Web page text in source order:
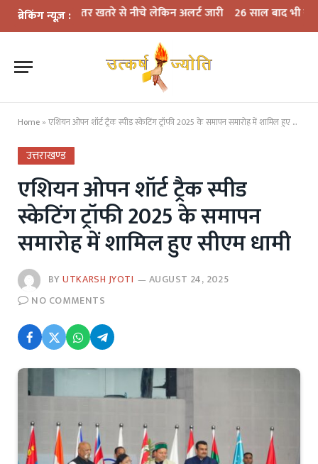
ब्रेकिंग न्यूज़ :
का जलस्तर खतरे से नीचे लेकिन अलर्ट जारी 26 साल बाद भी सीमांत गांवों
Home » एशियन ओपन शॉर्ट ट्रैक स्पीड स्केटिंग ट्रॉफी 2025 के समापन समारोह में शामिल हुए सीएम धामी
उत्तराखण्ड
एशियन ओपन शॉर्ट ट्रैक स्पीड
स्केटिंग ट्रॉफी 2025 के समापन
समारोह में शामिल हुए सीएम धामी
BYUTKARSH JYOTI
AUGUST 24, 2025
NO COMMENTS